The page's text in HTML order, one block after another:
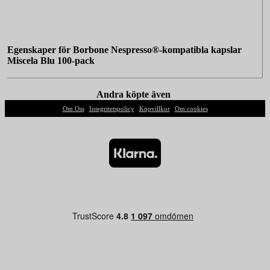
Egenskaper för Borbone Nespresso®-kompatibla kapslar
Miscela Blu 100-pack
Andra köpte även
Om Oss| Integritetspolicy| Köpvillkor| Om cookies